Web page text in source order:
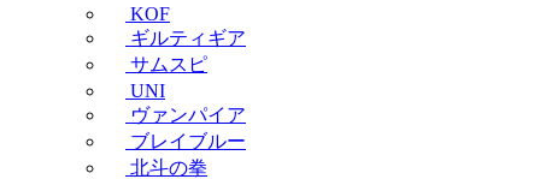
KOF
ギルティギア
サムスピ
UNI
ヴァンパイア
ブレイブルー
北斗の拳